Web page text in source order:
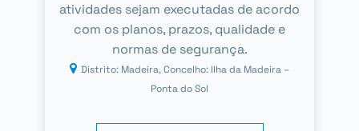
atividades sejam executadas de acordo
com os planos, prazos, qualidade e
normas de segurança.
Distrito: Madeira, Concelho: Ilha da Madeira –
Ponta do Sol